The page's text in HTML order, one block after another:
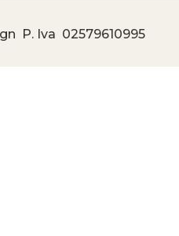
P. Iva 02579610995